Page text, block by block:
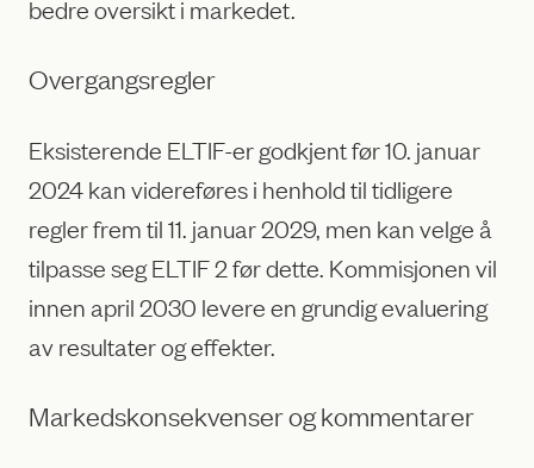
bedre oversikt i markedet.
Overgangsregler
Eksisterende ELTIF-er godkjent før 10. januar
2024 kan videreføres i henhold til tidligere
regler frem til 11. januar 2029, men kan velge å
tilpasse seg ELTIF 2 før dette. Kommisjonen vil
innen april 2030 levere en grundig evaluering
av resultater og effekter.
Markedskonsekvenser og kommentarer